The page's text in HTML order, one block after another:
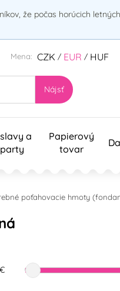
že počas horúcich
Mena: CZK / EUR / HUF
Nájsť
a
party
Papierový
tovar
poťahovacie hmoty